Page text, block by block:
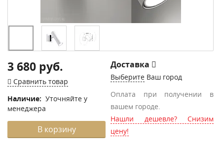
3 680 руб.
Сравнить товар
Наличие: Уточняйте у
менеджера
В корзину
Доставка
Выберите Ваш город
Оплата при получении в
вашем городе.
Нашли дешевле? Снизим
цену!